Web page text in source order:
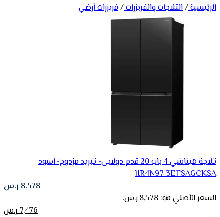
الرئيسية/الثلاجات والفريزرات/فريزرات أرضي
ثلاجة هيتاشي 4 باب 20 قدم دولابى- تبريد مزدوج- اسود
HR4N9713EFSAGCKSA
8,578ر.س
السعر الأصلي هو: 8,578 ر.س.
7,476ر.س